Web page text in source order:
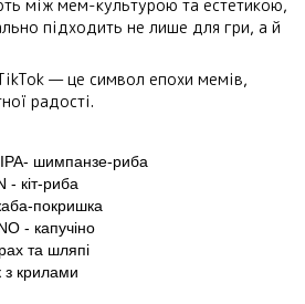
між мем-культурою та естетикою,
підходить не лише для гри, а й
— це символ епохи мемів,
радості.
шимпанзе-риба
- кіт-риба
покришка
- капучіно
та шляпі
з крилами